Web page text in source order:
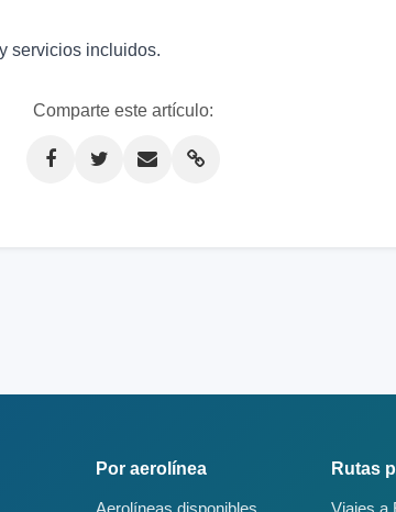
servicios incluidos.
Comparte este artículo:
Por aerolínea Rutas